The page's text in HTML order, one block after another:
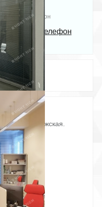
Телефон
Показать телефон
Отличное
«Ланит».
метро: Ладожская.